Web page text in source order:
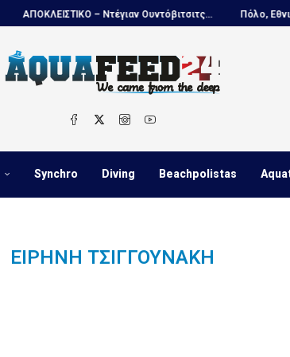
ΑΠΟΚΛΕΙΣΤΙΚΟ – Ντέγιαν Ουντόβιτσιτς... Πόλο, Εθνική
Synchro Diving Beachpolistas
ΕΙΡΉΝΗ ΤΣΙΓΓΟΥΝΆΚΗ